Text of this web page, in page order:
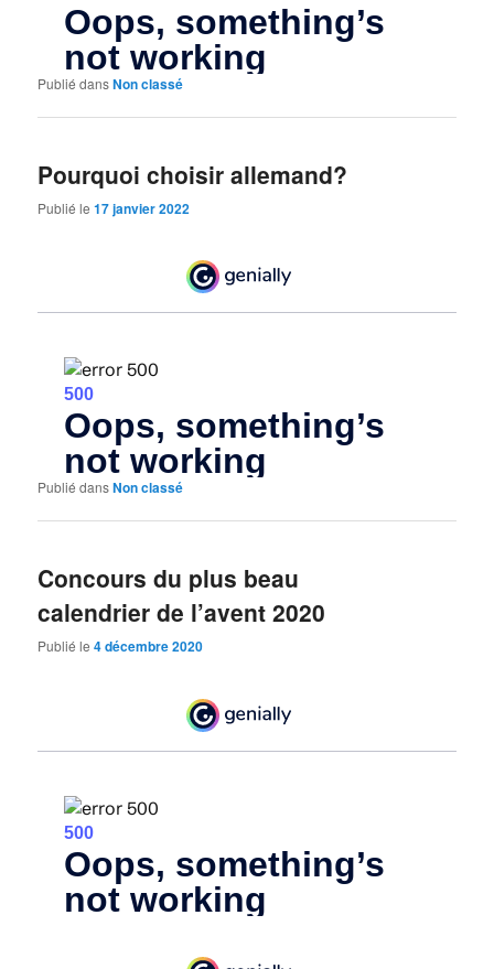
Publié dansNon classé
Pourquoi choisir allemand?
Publié le17 janvier 2022
Publié dansNon classé
Concours du plus beau
calendrier de l’avent 2020
Publié le4 décembre 2020